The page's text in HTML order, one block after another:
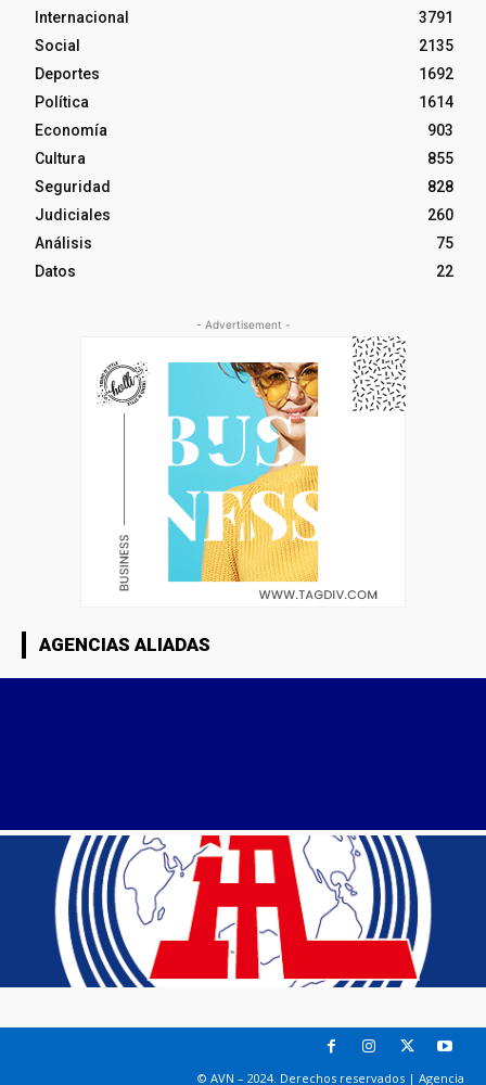
Internacional
3791
Social
2135
Deportes
1692
Política
1614
Economía
903
Cultura
855
Seguridad
828
Judiciales
260
Análisis
75
Datos
22
- Advertisement -
AGENCIAS ALIADAS
© AVN – 2024. Derechos reservados | Agencia